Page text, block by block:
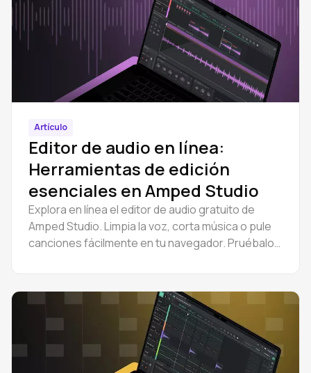
Artículo
Editor de audio en línea:
Herramientas de edición
esenciales en Amped Studio
Explora en línea el editor de audio gratuito de
Amped Studio. Limpia la voz, corta música o pule
canciones fácilmente en tu navegador. Pruébalo